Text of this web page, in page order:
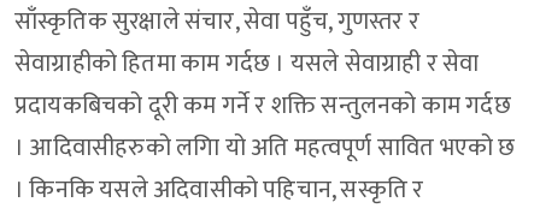
साँस्कृतिक सुरक्षाले संचार, सेवा पहुँच, गुणस्तर र
सेवाग्राहीको हितमा काम गर्दछ । यसले सेवाग्राही र सेवा
प्रदायकबिचको दूरी कम गर्ने र शक्ति सन्तुलनको काम गर्दछ
। आदिवासीहरुको लगिा यो अति महत्वपूर्ण सावित भएको छ
। किनकि यसले अदिवासीको पहिचान, सस्कृति र